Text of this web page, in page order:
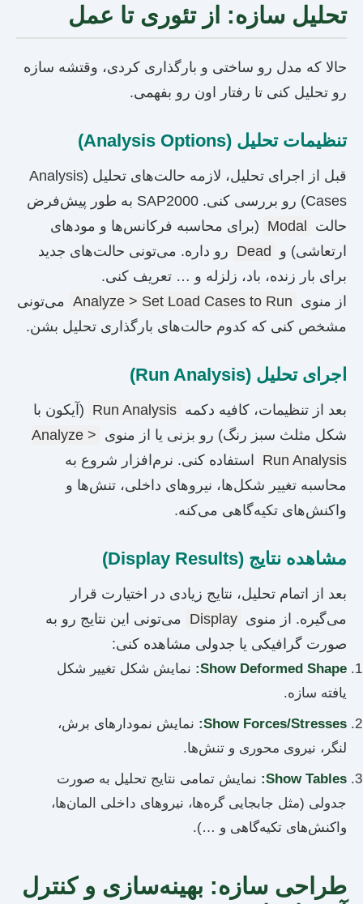
تحلیل سازه: از تئوری تا عمل
حالا که مدل رو ساختی و بارگذاری کردی، وقتشه سازه
رو تحلیل کنی تا رفتار اون رو بفهمی.
تنظیمات تحلیل (Analysis Options)
قبل از اجرای تحلیل، لازمه حالت‌های تحلیل (Analysis
Cases) رو بررسی کنی. SAP2000 به طور پیش‌فرض
حالت
Modal (برای محاسبه فرکانس‌ها و مودهای
ارتعاشی) و
Dead رو داره. می‌تونی حالت‌های جدید
برای بار زنده، باد، زلزله و … تعریف کنی.
از منوی Analyze > Set Load Cases to Run می‌تونی
مشخص کنی که کدوم حالت‌های بارگذاری تحلیل بشن.
اجرای تحلیل (Run Analysis)
بعد از تنظیمات، کافیه دکمه Run Analysis (آیکون با
شکل مثلث سبز رنگ) رو بزنی یا از منوی Analyze >
Run Analysis
استفاده کنی. نرم‌افزار شروع به
محاسبه تغییر شکل‌ها، نیروهای داخلی، تنش‌ها و
واکنش‌های تکیه‌گاهی می‌کنه.
مشاهده نتایج (Display Results)
بعد از اتمام تحلیل، نتایج زیادی در اختیارت قرار
می‌گیره. از منوی Display می‌تونی این نتایج رو به
صورت گرافیکی یا جدولی مشاهده کنی:
Show Deformed Shape:
نمایش شکل تغییر شکل
یافته سازه.
Show Forces/Stresses:
نمایش نمودارهای برش،
لنگر، نیروی محوری و تنش‌ها.
Show Tables:
نمایش تمامی نتایج تحلیل به صورت
جدولی (مثل جابجایی گره‌ها، نیروهای داخلی المان‌ها،
واکنش‌های تکیه‌گاهی و …).
طراحی سازه: بهینه‌سازی و کنترل